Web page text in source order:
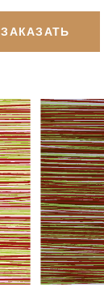
ЗАКАЗАТЬ